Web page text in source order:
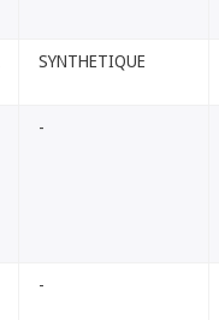
SYNTHETIQUE
-
-